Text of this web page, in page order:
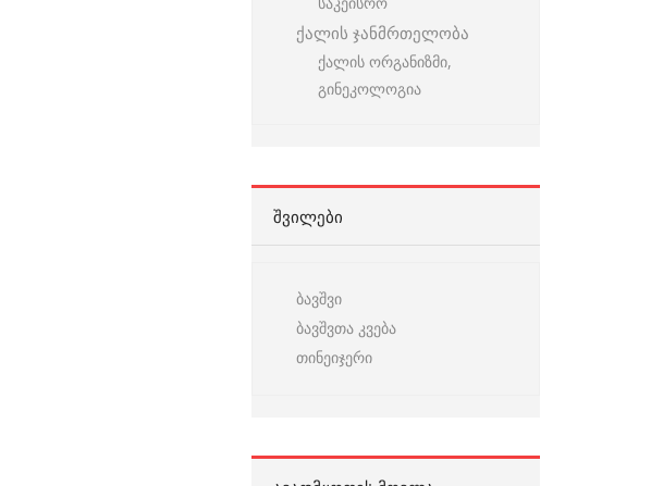
ქალის ჯანმრთელობა
ქალის ორგანიზმი,
გინეკოლოგია
ᲨᲕᲘᲚᲔᲑᲘ
ბავშვი
ბავშვთა კვება
თინეიჯერი